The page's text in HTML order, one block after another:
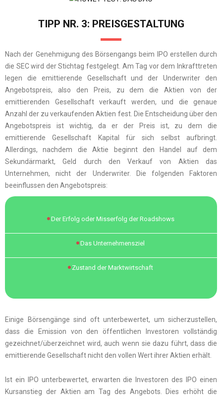
TIPP NR. 3: PREISGESTALTUNG
Nach der Genehmigung des Börsengangs beim IPO erstellen durch
die SEC wird der Stichtag festgelegt. Am Tag vor dem Inkrafttreten
legen die emittierende Gesellschaft und der Underwriter den
Angebotspreis, also den Preis, zu dem die Aktien von der
emittierenden Gesellschaft verkauft werden, und die genaue
Anzahl der zu verkaufenden Aktien fest. Die Entscheidung über den
Angebotspreis ist wichtig, da er der Preis ist, zu dem die
emittierende Gesellschaft Kapital für sich selbst aufbringt.
Allerdings, nachdem die Aktie beginnt den Handel auf dem
Sekundärmarkt, Geld durch den Verkauf von Aktien das
Unternehmen, nicht der Underwriter. Die folgenden Faktoren
beeinflussen den Angebotspreis:
Der Erfolg oder Misserfolg der Roadshows
Das Unternehmensziel
Zustand der Marktwirtschaft
Einige Börsengänge sind oft unterbewertet, um sicherzustellen,
dass die Emission von den öffentlichen Investoren vollständig
gezeichnet/überzeichnet wird, auch wenn sie dazu führt, dass die
emittierende Gesellschaft nicht den vollen Wert ihrer Aktien erhält.
Ist ein IPO unterbewertet, erwarten die Investoren des IPO einen
Kursanstieg der Aktien am Tag des Angebots. Dies erhöht die